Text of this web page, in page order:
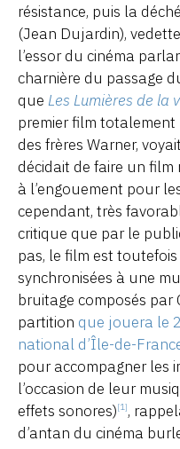
résistance, puis la
(Jean Dujardin),
l’essor du cinéma
charnière du passage
que Les Lumières de la
premier film
des frères Warner,
décidait de faire un film
à l’engouement pour
cependant, très
critique que par le
pas, le film est
synchronisées à une
bruitage composés par
partition que jouera le
national d’Île-de-
pour accompagner les
l’occasion de leur
effets sonores)[1],
d’antan du cinéma